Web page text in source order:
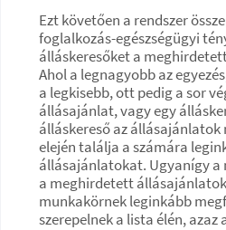
Ezt követően a rendszer
foglalkozás-egészségügyi
álláskeresőket a
Ahol a legnagyobb az
a legkisebb, ott pedig a sor
állásajánlat, vagy egy
álláskereső az
elején találja a számára
állásajánlatokat. Ugyanígy a
a meghirdetett
munkakörnek leginkább
szerepelnek a lista élén, azaz